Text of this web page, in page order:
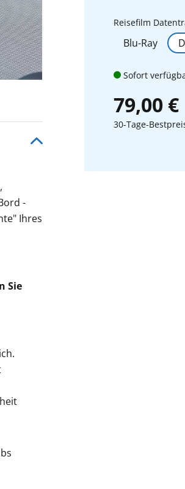
Reisefilm
Blu-Ray
Sofort
79,00 €
30-Tage-
-
Ihres
Sie